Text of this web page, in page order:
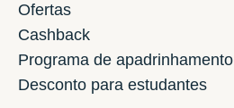
Ofertas
Cashback
Programa de apadrinhamento
Desconto para estudantes